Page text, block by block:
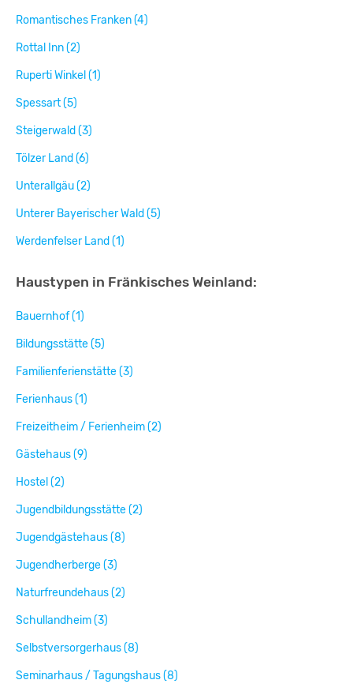
Romantisches Franken (4)
Rottal Inn (2)
Ruperti Winkel (1)
Spessart (5)
Steigerwald (3)
Tölzer Land (6)
Unterallgäu (2)
Unterer Bayerischer Wald (5)
Werdenfelser Land (1)
Haustypen in Fränkisches Weinland:
Bauernhof (1)
Bildungsstätte (5)
Familienferienstätte (3)
Ferienhaus (1)
Freizeitheim / Ferienheim (2)
Gästehaus (9)
Hostel (2)
Jugendbildungsstätte (2)
Jugendgästehaus (8)
Jugendherberge (3)
Naturfreundehaus (2)
Schullandheim (3)
Selbstversorgerhaus (8)
Seminarhaus / Tagungshaus (8)